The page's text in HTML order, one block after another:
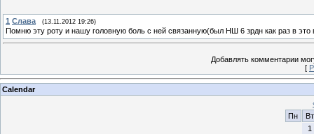
1 Слава (13.11.2012 19:26)
Помню эту роту и нашу головную боль с ней связанную(был НШ 6 зрдн как раз в
Добавлять комментарии
[
Calendar
Пн
Вт
1